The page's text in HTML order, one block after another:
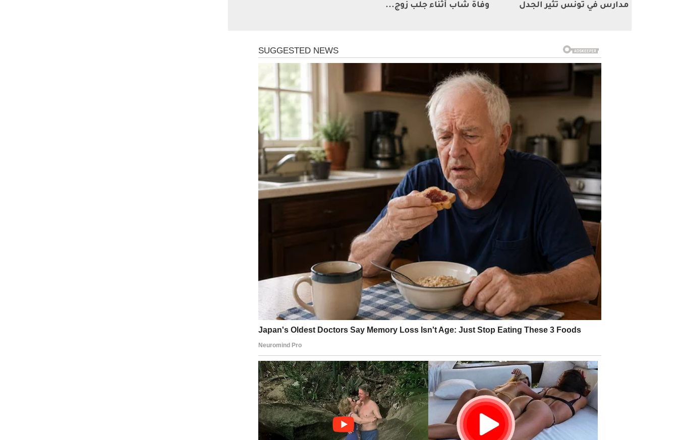
مدارس في تونس تثير الجدل
وفاة شاب أثناء جلب زوج...